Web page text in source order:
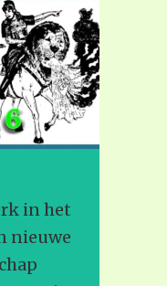
in het
nieuwe